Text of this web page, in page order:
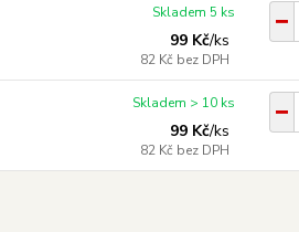
99 Kč/ks
82 Kč bez DPH
Skladem 5 ks
99 Kč/ks
82 Kč bez DPH
Skladem > 10 ks